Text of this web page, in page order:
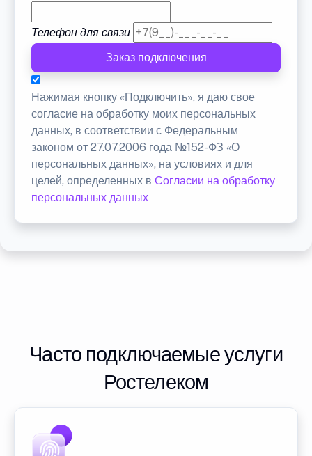
Телефон для связи
Заказ подключения
Нажимая кнопку «Подключить», я даю свое
согласие на обработку моих персональных
данных, в соответствии с Федеральным
законом от 27.07.2006 года №152-ФЗ «О
персональных данных», на условиях и для
целей, определенных в Согласии на обработку
персональных данных
Часто подключаемые услуги
Ростелеком